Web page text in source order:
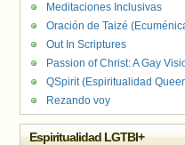
Meditaciones Inclusivas
Oración de Taizé
Out In Scriptures
Passion of Christ: A Gay
QSpirit (Espiritualidad
Rezando voy
Espiritualidad LGTBI+